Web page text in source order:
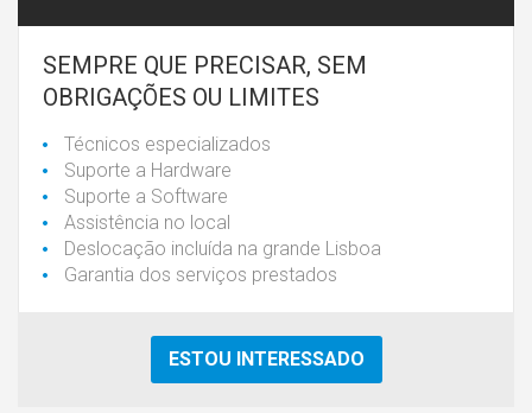
SEMPRE QUE PRECISAR, SEM
OBRIGAÇÕES OU LIMITES
Técnicos especializados
Suporte a Hardware
Suporte a Software
Assistência no local
Deslocação incluída na grande Lisboa
Garantia dos serviços prestados
ESTOU INTERESSADO